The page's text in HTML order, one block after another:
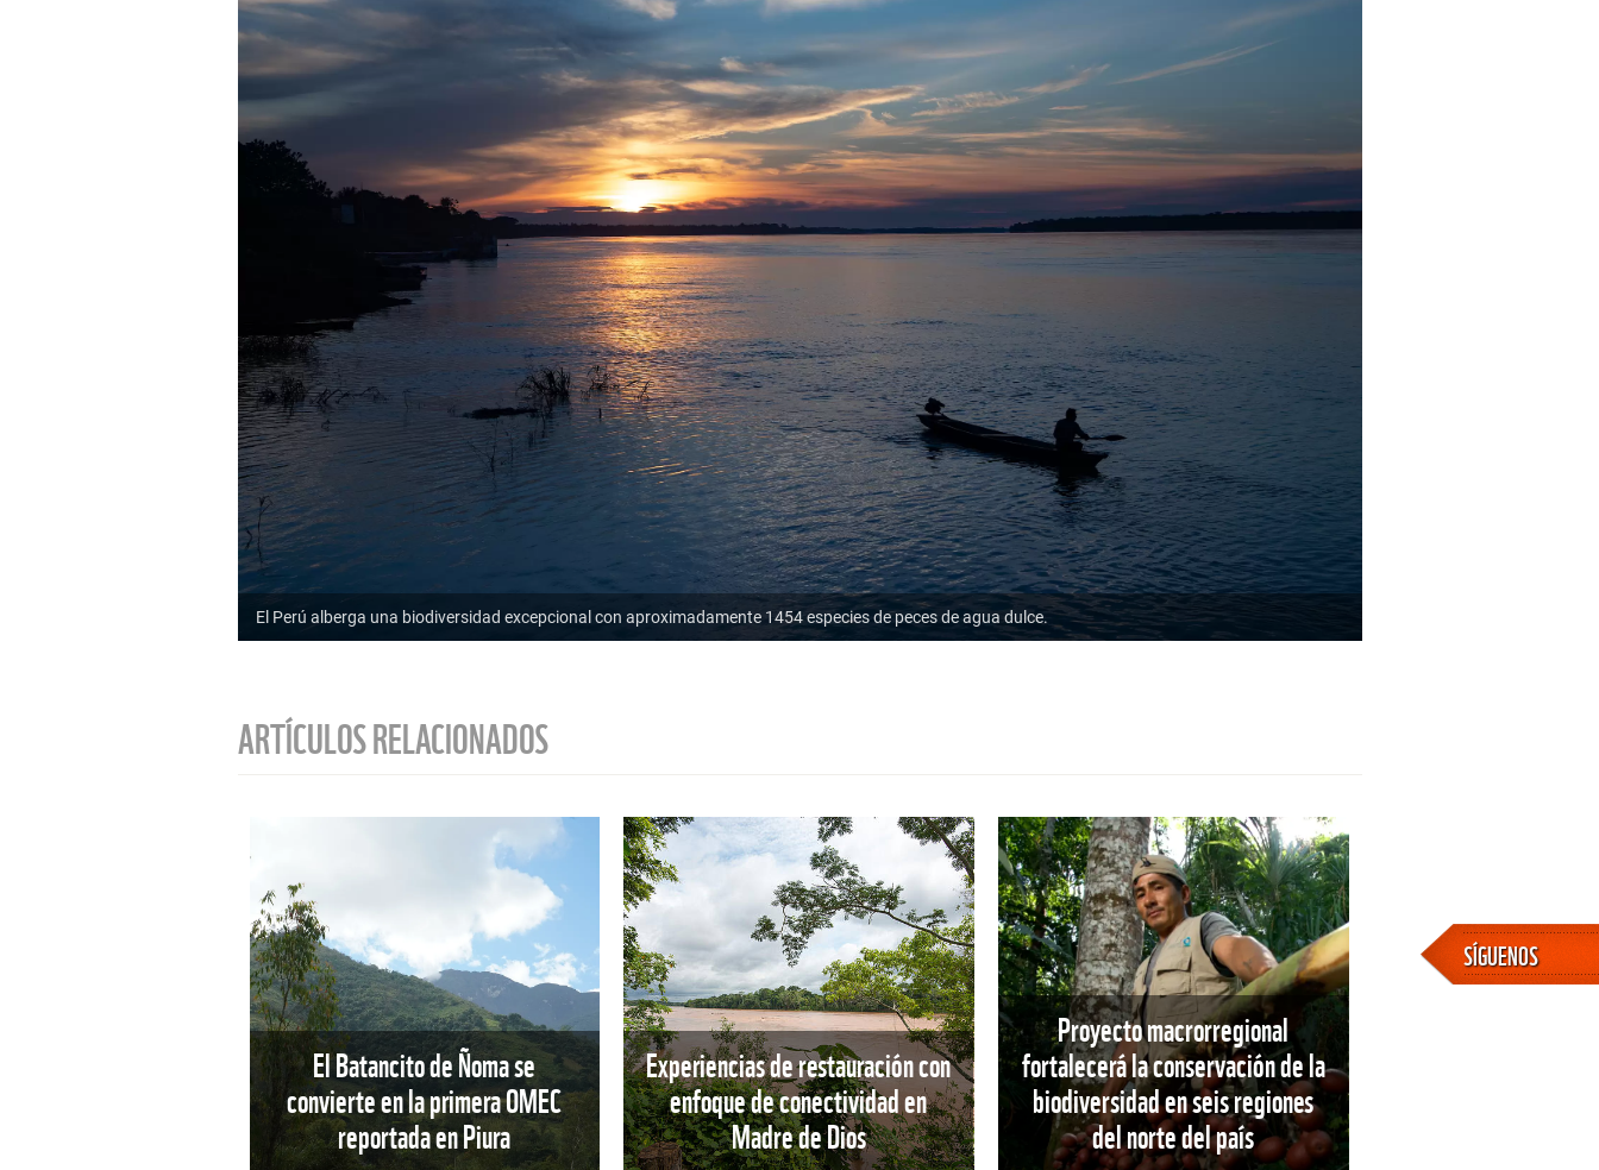
El Perú alberga una biodiversidad excepcional con aproximadamente 1454 especies de peces de agua dulce.
ARTÍCULOS RELACIONADOS
El Batancito de Ñoma se
convierte en la primera OMEC
reportada en Piura
Experiencias de restauración con
enfoque de conectividad en
Madre de Dios
Proyecto macrorregional
fortalecerá la conservación de la
biodiversidad en seis regiones
del norte del país
SÍGUENOS